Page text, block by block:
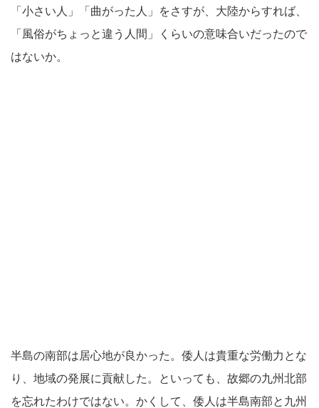
「小さい人」「曲がった人」をさすが、大陸からすれば、
「風俗がちょっと違う人間」くらいの意味合いだったので
はないか。
半島の南部は居心地が良かった。倭人は貴重な労働力とな
り、地域の発展に貢献した。といっても、故郷の九州北部
を忘れたわけではない。かくして、倭人は半島南部と九州